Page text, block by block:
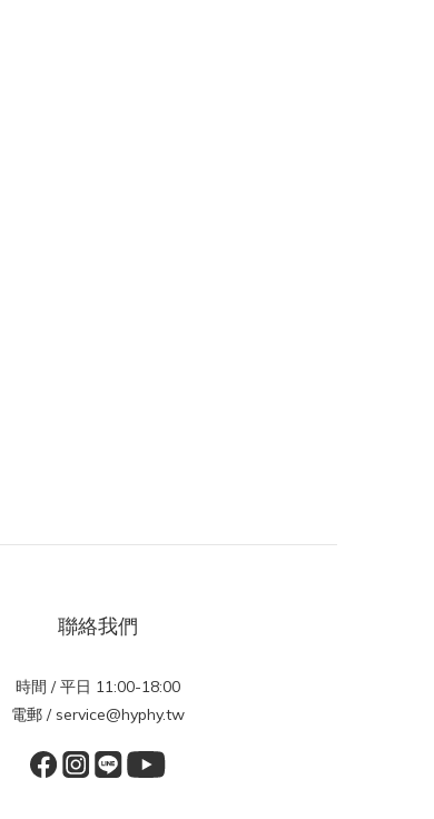
聯絡我們
時間 / 平日 11:00-18:00
電郵 / service@hyphy.tw